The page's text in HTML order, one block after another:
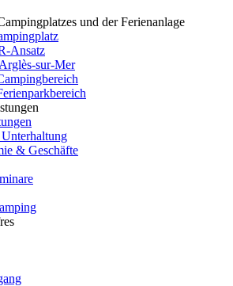
und der Ferienanlage
Ansatz
sur-Mer
& Geschäfte